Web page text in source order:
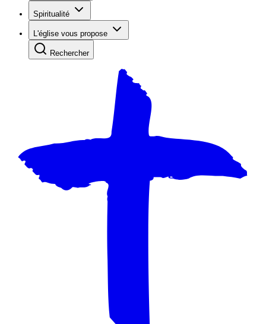
Spiritualité
L'église vous propose
Rechercher